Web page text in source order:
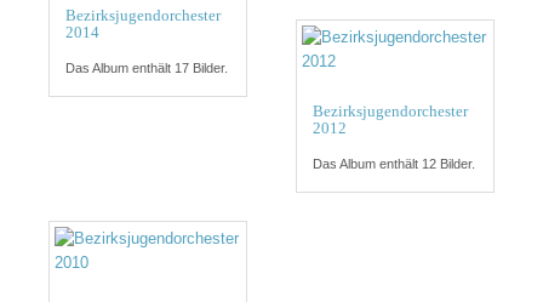
Bezirksjugendorchester
2014
Das Album enthält 17 Bilder.
Bezirksjugendorchester
2012
Das Album enthält 12 Bilder.